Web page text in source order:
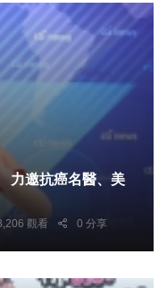
力邀抗癌名醫、美
觀看 0 分享